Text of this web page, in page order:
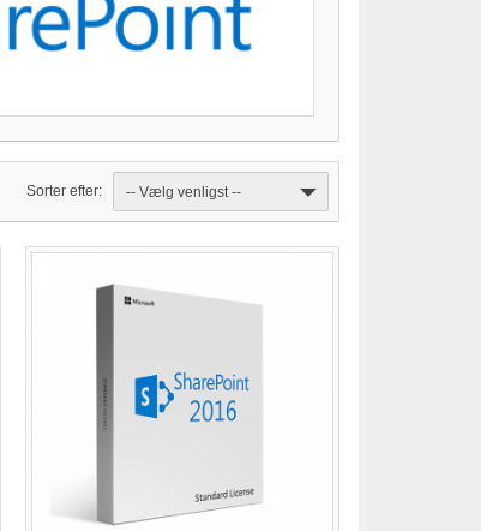
Sorter efter: -- Vælg venligst --